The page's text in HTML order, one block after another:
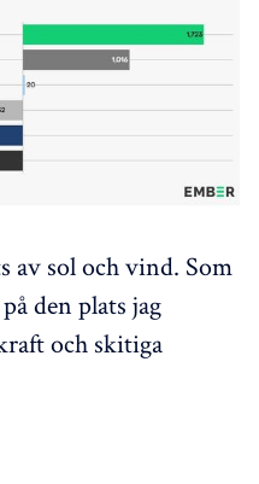
av sol och vind. Som
på den plats jag
och skitiga